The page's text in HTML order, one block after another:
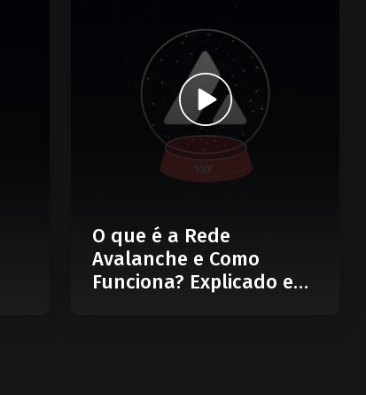
O que é a Rede
Avalanche e Como
Funciona? Explicado em